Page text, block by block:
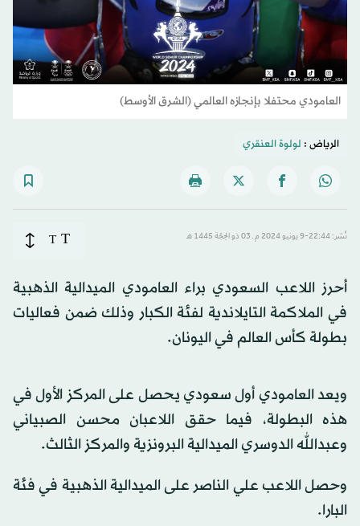
العامودي محتفلا بإنجازه العالمي (الشرق الأوسط)
الرياض : لولوة العنقري
نُشر: 22:44-9 يونيو 2024 م ـ 03 ذو الحِجّة 1445 هـ T
T
أحرز اللاعب السعودي براء العامودي الميدالية الذهبية
في الملاكمة التايلاندية لفئة الكبار وذلك ضمن فعاليات
بطولة كأس العالم في اليونان.
ويعد العامودي أول سعودي يحصل على المركز الأول في
هذه البطولة، فيما حقق اللاعبان محسن الصبياني
وعبدالله الدوسري الميدالية البرونزية والمركز الثالث.
وحصل اللاعب علي الناصر على الميدالية الذهبية في فئة
البارا.